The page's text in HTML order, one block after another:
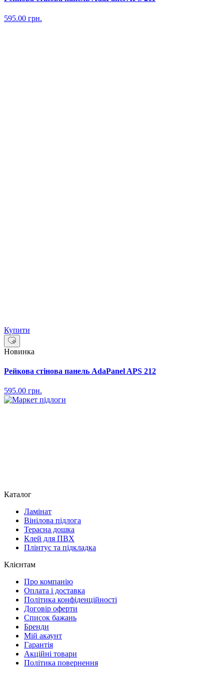
595.00 грн.
Купити
Новинка
Рейкова стінова панель AdaPanel APS 212
595.00 грн.
Каталог
Ламінат
Вінілова підлога
Терасна дошка
Клей для ПВХ
Плінтус та підкладка
Клієнтам
Про компанію
Оплата і доставка
Політика конфіденційності
Договір оферти
Список бажань
Бренди
Мій акаунт
Гарантія
Акційні товари
Політика повернення